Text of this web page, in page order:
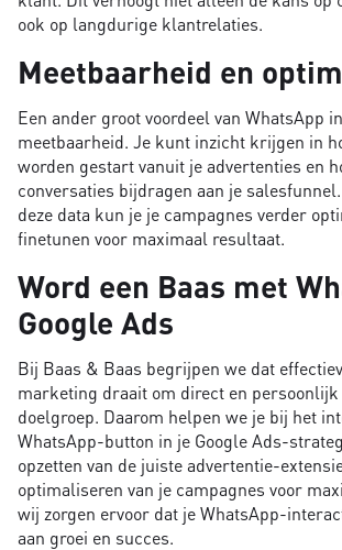
ook op langdurige klantrelaties.
Meetbaarheid en
Een ander groot voordeel van WhatsApp
meetbaarheid. Je kunt inzicht krijgen in
worden gestart vanuit je advertenties en
conversaties bijdragen aan je
deze data kun je je campagnes verder
finetunen voor maximaal resultaat.
Word een Baas met
Google Ads
Bij Baas & Baas begrijpen we dat
marketing draait om direct en
doelgroep. Daarom helpen we je bij het
WhatsApp-button in je Google Ads-
opzetten van de juiste advertentie-
optimaliseren van je campagnes voor
wij zorgen ervoor dat je WhatsApp-
aan groei en succes.